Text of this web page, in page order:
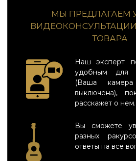
МЫ ПРЕДЛАГАЕМ
ТОВАРА
Наш эксперт
удобным для
(Ваша
выключена),
расскажет о нем.
Вы сможете
разных
ответы на все